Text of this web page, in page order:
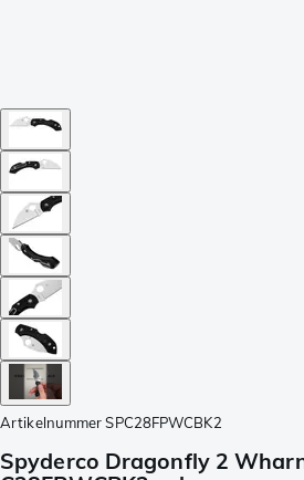
Artikelnummer SPC28FPWCBK2
Spyderco Dragonfly 2